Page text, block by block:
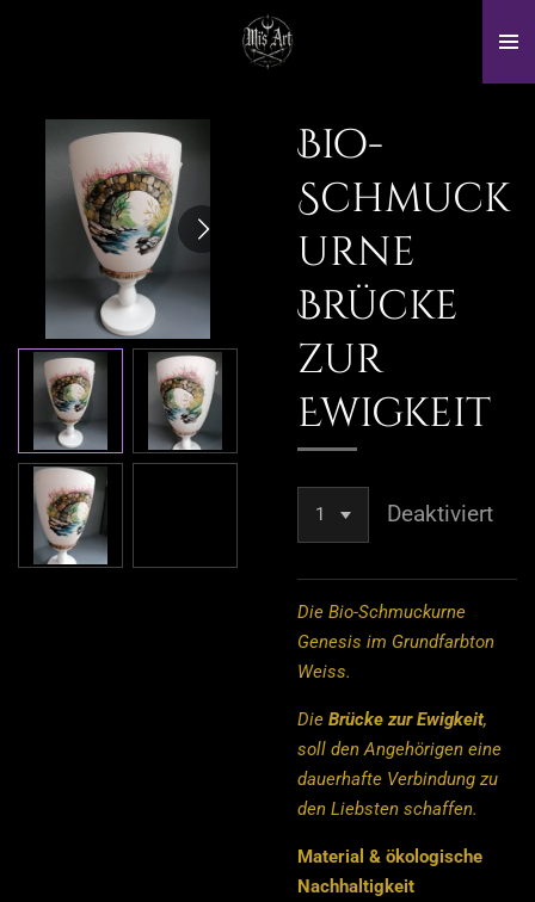
Bio-
Schmuck
urne
Brücke
zur
Ewigkeit
Deaktiviert
Die Bio-Schmuckurne
Genesis im Grundfarbton
Weiss.
Die Brücke zur Ewigkeit,
soll den Angehörigen eine
dauerhafte Verbindung zu
den Liebsten schaffen.
Material & ökologische
Nachhaltigkeit